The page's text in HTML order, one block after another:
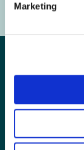
Marketing